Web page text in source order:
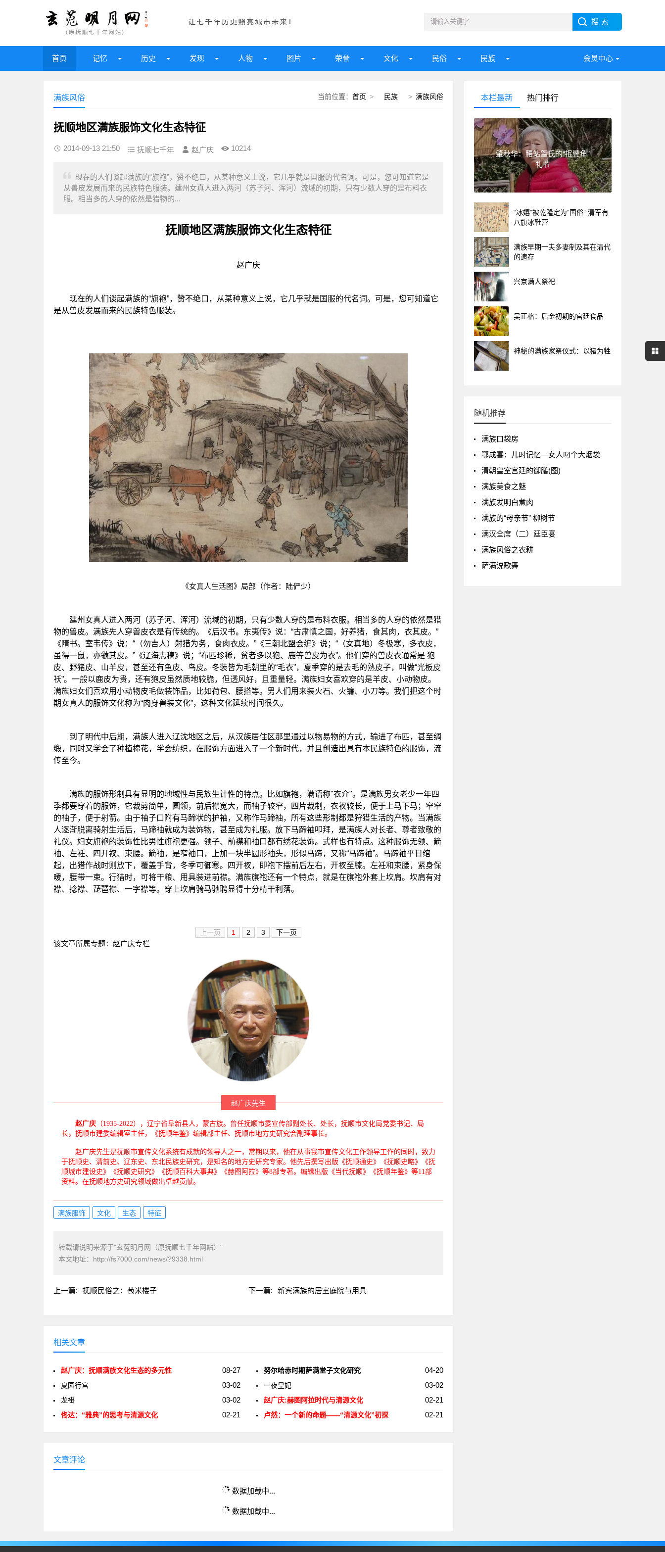
首页 记忆 历史 发现 人物 图片 荣誉 文化 民俗 民族 会员中心
当前位置： 首页 > 民族 > 满族风俗
满族风俗
抚顺地区满族服饰文化生态特征
2014-09-13 21:50 抚顺七千年 赵广庆 10214
现在的人们谈起满族的“旗袍”，赞不绝口，从某种意义上说，它几乎就是国服的代名词。可是，您可知道它是
从兽皮发展而来的民族特色服装。建州女真人进入两河（苏子河、浑河）流域的初期，只有少数人穿的是布料衣
服。相当多的人穿的依然是猎物的...
抚顺地区满族服饰文化生态特征
赵广庆
现在的人们谈起满族的“旗袍”，赞不绝口，从某种意义上说，它几乎就是国服的代名词。可是，您可知道它
是从兽皮发展而来的民族特色服装。
《女真人生活图》局部（作者：陆俨少）
建州女真人进入两河（苏子河、浑河）流域的初期，只有少数人穿的是布料衣服。相当多的人穿的依然是猎
物的兽皮。满族先人穿兽皮衣是有传统的。《后汉书。东夷传》说：“古肃慎之国，好养猪，食其肉，衣其皮。”
《隋书。室韦传》说：“（勿吉人）射猎为务，食肉衣皮。”《三朝北盟会编》说；“（女真地）冬极寒，多衣皮，
虽得一鼠，亦虢其皮。”《辽海志稿》说；“布匹珍稀，贫者多以狍、鹿等兽皮为衣”。他们穿的兽皮衣通常是 狍
皮、野猪皮、山羊皮，甚至还有鱼皮、鸟皮。冬装皆为毛朝里的“毛衣”，夏季穿的是去毛的熟皮子，叫做“光板皮
袄”。一般以鹿皮为贵，还有狍皮虽然质地较脆，但透风好，且重量轻。满族妇女喜欢穿的是羊皮、小动物皮。
满族妇女们喜欢用小动物皮毛做装饰品，比如荷包、腰搭等。男人们用来装火石、火镰、小刀等。我们把这个时
期女真人的服饰文化称为“肉身兽装文化”，这种文化延续时间很久。
到了明代中后期，满族人进入辽沈地区之后，从汉族居住区那里通过以物易物的方式，输进了布匹，甚至绸
缎，同时又学会了种植棉花，学会纺织，在服饰方面进入了一个新时代，并且创造出具有本民族特色的服饰，流
传至今。
满族的服饰形制具有显明的地域性与民族生计性的特点。比如旗袍，满语称"衣介"。是满族男女老少一年四
季都要穿着的服饰，它裁剪简单，圆领，前后襟宽大，而袖子较窄，四片裁制，衣衩较长，便于上马下马；窄窄
的袖子，便于射箭。由于袖子口附有马蹄状的护袖，又称作马蹄袖，所有这些形制都是狩猎生活的产物。当满族
人逐渐脱离骑射生活后，马蹄袖就成为装饰物，甚至成为礼服。放下马蹄袖叩拜，是满族人对长者、尊者致敬的
礼仪。妇女旗袍的装饰性比男性旗袍更强。领子、前襟和袖口都有绣花装饰。式样也有特点。这种服饰无领、箭
袖、左衽、四开衩、束腰。箭袖，是窄袖口，上加一块半圆形袖头，形似马蹄，又称“马蹄袖”。马蹄袖平日绾
起，出猎作战时则放下，覆盖手背，冬季可御寒。四开衩，即袍下摆前后左右，开衩至膝。左衽和束腰，紧身保
暖，腰带一束。行猎时，可将干粮、用具装进前襟。满族旗袍还有一个特点，就是在旗袍外套上坎肩。坎肩有对
襟、捻襟、琵琶襟、一字襟等。穿上坎肩骑马驰聘显得十分精干利落。
上一页 1 2 3 下一页
该文章所属专题： 赵广庆专栏
赵广庆先生
赵广庆 （1935-2022），辽宁省阜新县人，蒙古族。曾任抚顺市委宣传部副处长、处长，抚顺市文化局党委书记、局
长，抚顺市建委编辑室主任，《抚顺年鉴》编辑部主任、抚顺市地方史研究会副理事长。
赵广庆先生是抚顺市宣传文化系统有成就的领导人之一，常期以来，他在从事我市宣传文化工作领导工作的同时，致力
于抚顺史、清前史、辽东史、东北民族史研究，是知名的地方史研究专家。他先后撰写出版《抚顺通史》《抚顺史略》《抚
顺城市建设史》《抚顺史研究》《抚顺百科大事典》《赫图阿拉》等8部专著。编辑出版《当代抚顺》《抚顺年鉴》等11部
资料。在抚顺地方史研究领域做出卓越贡献。
满族服饰 文化 生态 特征
转载请说明来源于"玄菟明月网（原抚顺七千年网站）"
本文地址： http://fs7000.com/news/?9338.html
上一篇: 抚顺民俗之：苞米楼子 下一篇: 新宾满族的居室庭院与用具
相关文章
08-27
赵广庆：抚顺满族文化生态的多元性 04-20
努尔哈赤时期萨满堂子文化研究
03-02
夏园行宫 03-02
一夜皇妃
03-02
龙褂 02-21
赵广庆:赫图阿拉时代与清源文化
02-21
佟达：“雅典”的思考与清源文化 02-21
卢然：一个新的命题——“清源文化”初探
文章评论
数据加载中...
数据加载中...
本栏最新 热门排行
肇秋华：腰站肇氏的“抿鬓角”
礼节
“冰嬉”被乾隆定为“国俗” 清军有
八旗冰鞋营
满族早期一夫多妻制及其在清代
的遗存
兴京满人祭祀
吴正格：后金初期的宫廷食品
神秘的满族家祭仪式：以猪为牲
随机推荐
满族口袋房
鄂成喜：儿时记忆—女人叼个大烟袋
清朝皇室宫廷的御膳(图)
满族美食之魅
满族发明白煮肉
满族的“母亲节” 柳树节
满汉全席（二）廷臣宴
满族风俗之农耕
萨满说歌舞